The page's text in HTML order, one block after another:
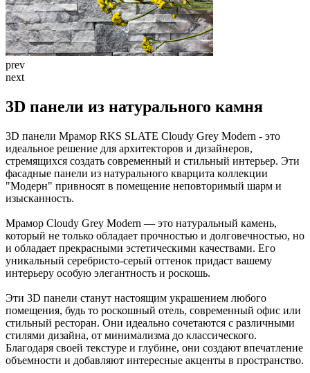
prev
next
3D панели из натурального камня
3D панели Мрамор RKS SLATE Cloudy Grey Modern - это
идеальное решение для архитекторов и дизайнеров,
стремящихся создать современный и стильный интерьер. Эти
фасадные панели из натурального кварцита коллекции
"Модерн" привносят в помещение неповторимый шарм и
изысканность.
Мрамор Cloudy Grey Modern — это натуральный камень,
который не только обладает прочностью и долговечностью, но
и обладает прекрасными эстетическими качествами. Его
уникальный серебристо-серый оттенок придаст вашему
интерьеру особую элегантность и роскошь.
Эти 3D панели станут настоящим украшением любого
помещения, будь то роскошный отель, современный офис или
стильный ресторан. Они идеально сочетаются с различными
стилями дизайна, от минимализма до классического.
Благодаря своей текстуре и глубине, они создают впечатление
объемности и добавляют интересные акценты в пространство.